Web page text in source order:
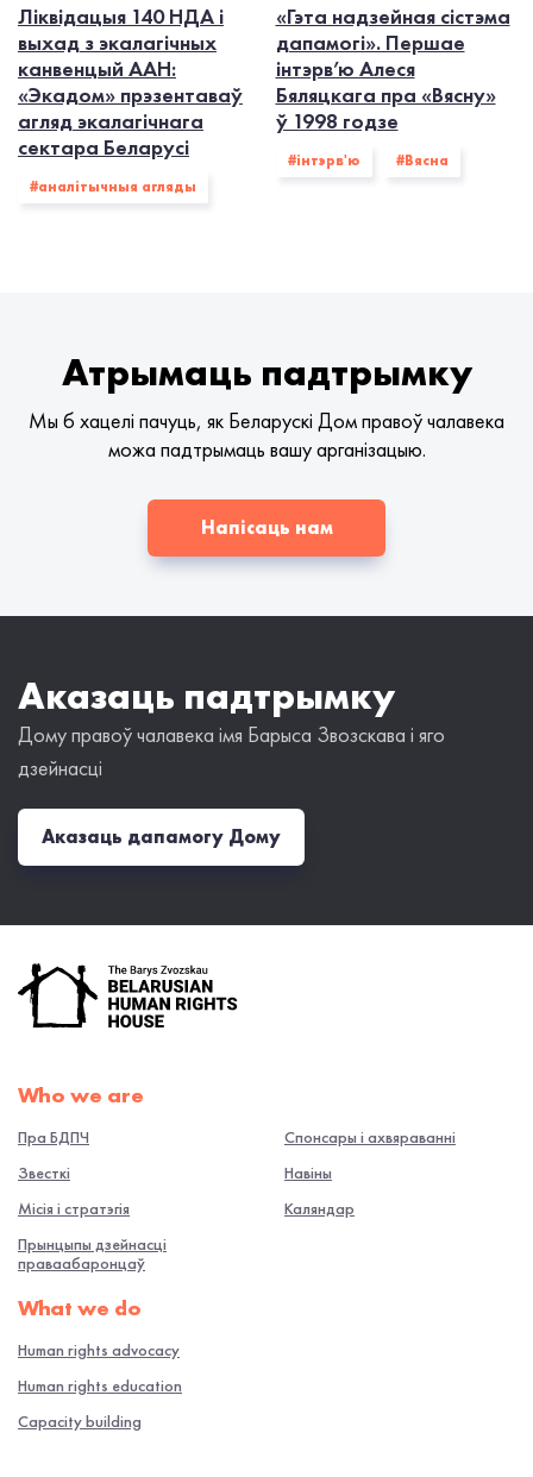
Ліквідацыя 140 НДА і
выхад з экалагiчных
канвенцый ААН:
«Экадом» прэзентаваў
агляд экалагічнага
сектара Беларусі
#аналітычныя агляды
«Гэта надзейная сістэма
дапамогі». Першае
інтэрв’ю Алеся
Бяляцкага пра «Вясну»
ў 1998 годзе
#інтэрв'ю #Вясна
Атрымаць падтрымку
Мы б хацелі пачуць, як Беларускі Дом правоў чалавека
можа падтрымаць вашу арганізацыю.
Напісаць нам
Аказаць падтрымку
Дому правоў чалавека імя Барыса Звозскава і яго
дзейнасці
Аказаць дапамогу Дому
Who we are
Пра БДПЧ
Звесткі
Місія і стратэгія
Прынцыпы дзейнасці
праваабаронцаў
Спонсары і ахвяраванні
Навiны
Каляндар
What we do
Human rights advocacy
Human rights education
Capacity building